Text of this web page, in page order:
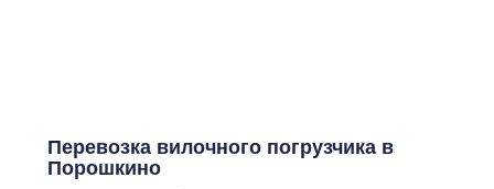
Перевозка вилочного погрузчика в
Порошкино